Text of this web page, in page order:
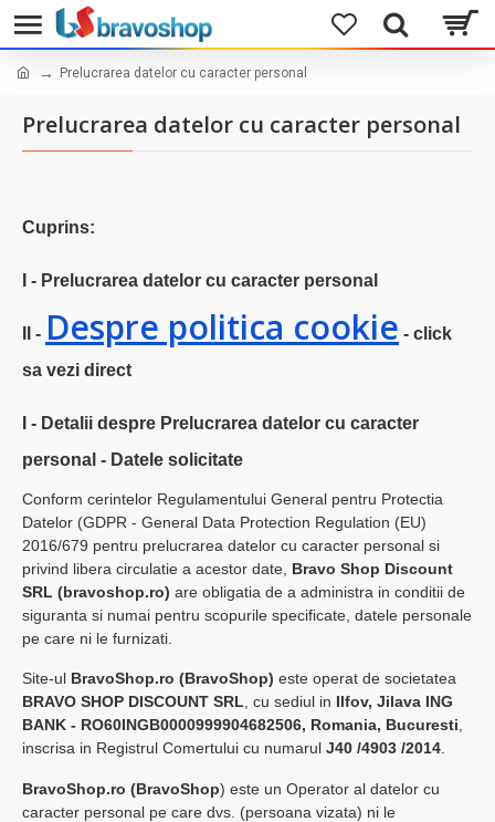
Prelucrarea datelor cu caracter personal
Prelucrarea datelor cu caracter personal
Cuprins:
I - Prelucrarea datelor cu caracter personal
II - Despre politica cookie - click
sa vezi direct
I - Detalii despre Prelucrarea datelor cu caracter
personal - Datele solicitate
Conform cerintelor Regulamentului General pentru Protectia
Datelor (GDPR - General Data Protection Regulation (EU)
2016/679 pentru prelucrarea datelor cu caracter personal si
privind libera circulatie a acestor date, Bravo Shop Discount
SRL (bravoshop.ro) are obligatia de a administra in conditii de
siguranta si numai pentru scopurile specificate, datele personale
pe care ni le furnizati.
Site-ul BravoShop.ro (BravoShop) este operat de societatea
BRAVO SHOP DISCOUNT SRL , cu sediul in Ilfov, Jilava ING
BANK - RO60INGB0000999904682506, Romania, Bucuresti
inscrisa in Registrul Comertului cu numarul J40 /4903 /2014
BravoShop.ro (BravoShop) este un Operator al datelor cu
caracter personal pe care dvs. (persoana vizata) ni le